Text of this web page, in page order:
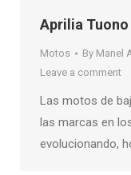
Aprilia Tuono
Motos By Manel
Leave a comment
Las motos de
las marcas en
evolucionando,